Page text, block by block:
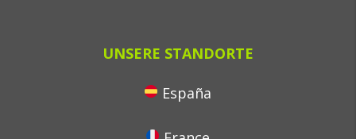
UNSERE STANDORTE
España